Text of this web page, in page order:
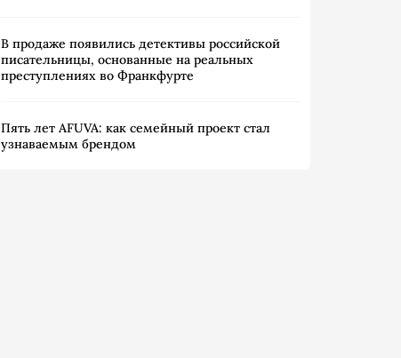
В продаже появились детективы российской
писательницы, основанные на реальных
преступлениях во Франкфурте
Пять лет AFUVA: как семейный проект стал
узнаваемым брендом